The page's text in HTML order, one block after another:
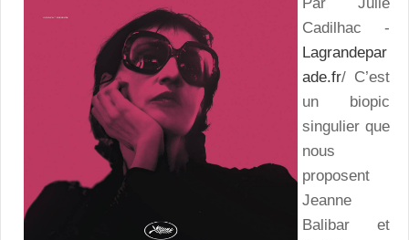
Cadilhac -
Lagrandepar
ade.fr/ C’est
un biopic
singulier que
nous
proposent
Jeanne
Balibar et